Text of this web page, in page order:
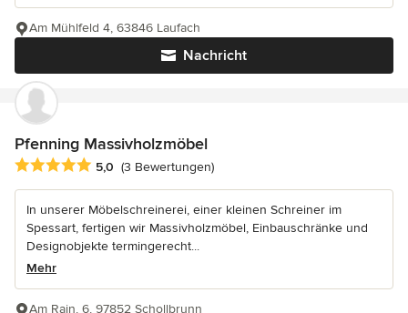
Nachricht
Am Mühlfeld 4, 63846 Laufach
Pfenning Massivholzmöbel
Durchschnittliche Bewertung: 5 von 5 Sternen
5,0 (3 Bewertungen)
In unserer Möbelschreinerei, einer kleinen Schreiner im
Spessart, fertigen wir Massivholzmöbel, Einbauschränke und
Designobjekte termingerecht...
Mehr
Am Rain, 6, 97852 Schollbrunn